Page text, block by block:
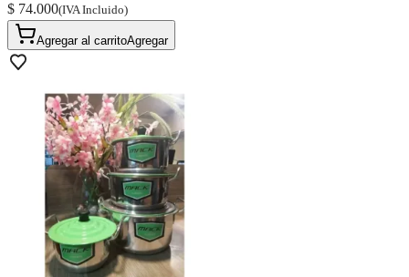
$ 74.000(IVA Incluido)
Agregar al carritoAgregar